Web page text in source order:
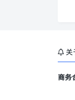
关
商务